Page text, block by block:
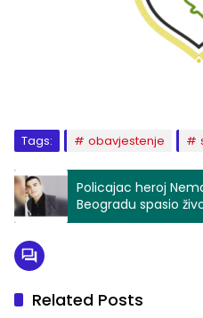
Tags: obavjestenje
Policajac heroj
Beogradu spasio
saobraćajnoj
Related Posts